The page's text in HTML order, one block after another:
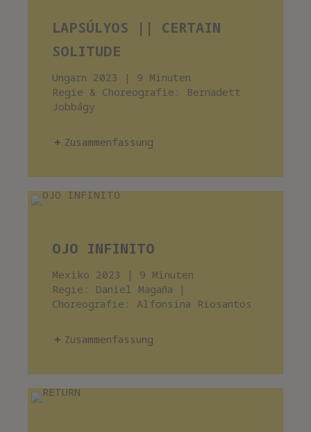
LAPSÚLYOS || CERTAIN
SOLITUDE
Ungarn 2023 | 9 Minuten
Regie & Choreografie: Bernadett
Jobbágy
Zusammenfassung
OJO INFINITO
Mexiko 2023 | 9 Minuten
Regie: Daniel Magaña |
Choreografie: Alfonsina Riosantos
Zusammenfassung